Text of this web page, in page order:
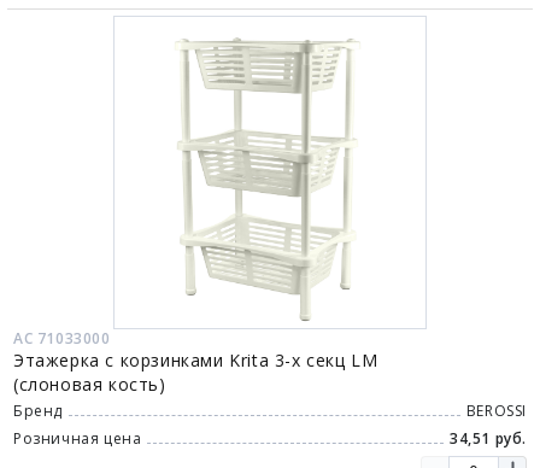
АС 71033000
Этажерка с корзинками Krita 3-х секц LM
(слоновая кость)
Бренд
BEROSSI
Розничная цена
34,51 руб.